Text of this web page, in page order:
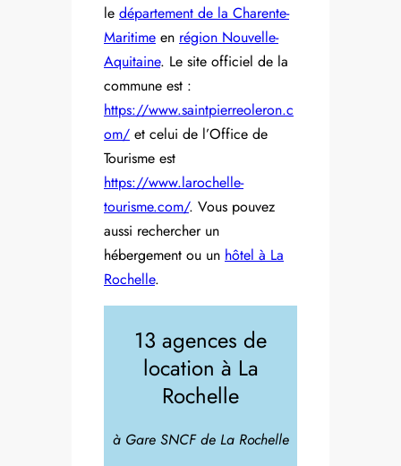
le département de la Charente-
Maritime en région Nouvelle-
Aquitaine. Le site officiel de la
commune est :
https://www.saintpierreoleron.c
om/ et celui de l’Office de
Tourisme est
https://www.larochelle-
tourisme.com/. Vous pouvez
aussi rechercher un
hébergement ou un hôtel à La
Rochelle.
13 agences de
location à La
Rochelle
à Gare SNCF de La Rochelle